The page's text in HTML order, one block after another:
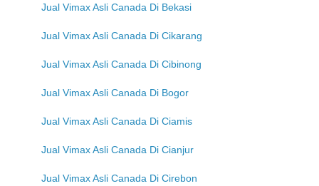
Jual Vimax Asli Canada Di Bekasi
Jual Vimax Asli Canada Di Cikarang
Jual Vimax Asli Canada Di Cibinong
Jual Vimax Asli Canada Di Bogor
Jual Vimax Asli Canada Di Ciamis
Jual Vimax Asli Canada Di Cianjur
Jual Vimax Asli Canada Di Cirebon